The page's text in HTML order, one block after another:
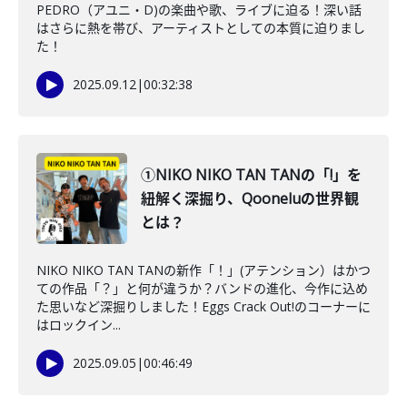
PEDRO（アユニ・D)の楽曲や歌、ライブに迫る！深い話
はさらに熱を帯び、アーティストとしての本質に迫りまし
た！
2025.09.12|00:32:38
①NIKO NIKO TAN TANの「!」を
紐解く深掘り、Qooneluの世界観
とは？
NIKO NIKO TAN TANの新作「！」(アテンション）はかつ
ての作品「？」と何が違うか？バンドの進化、今作に込め
た思いなど深掘りしました！Eggs Crack Out!のコーナーに
はロックイン...
2025.09.05 |00:46:49